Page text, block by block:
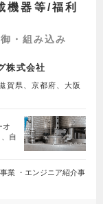
機器等/福利
・組み込み
株式会社
賀県、京都府、大阪
オ
自
業 ・エンジニア紹介事